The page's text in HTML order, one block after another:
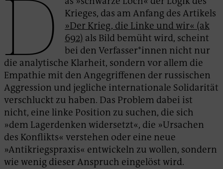
D
Krieges, das am Anfang des Artikels
»Der Krieg, die Linke und wir« (ak
692) als Bild bemüht wird, scheint
bei den Verfasser*innen nicht nur
die analytische Klarheit, sondern vor allem die
Empathie mit den Angegriffenen der russischen
Aggression und jegliche internationale Solidarität
verschluckt zu haben. Das Problem dabei ist
nicht, eine linke Position zu suchen, die sich
»dem Lagerdenken widersetzt«, die »Ursachen
des Konflikts« verstehen oder eine neue
»Antikriegspraxis« entwickeln zu wollen, sondern
wie wenig dieser Anspruch eingelöst wird.